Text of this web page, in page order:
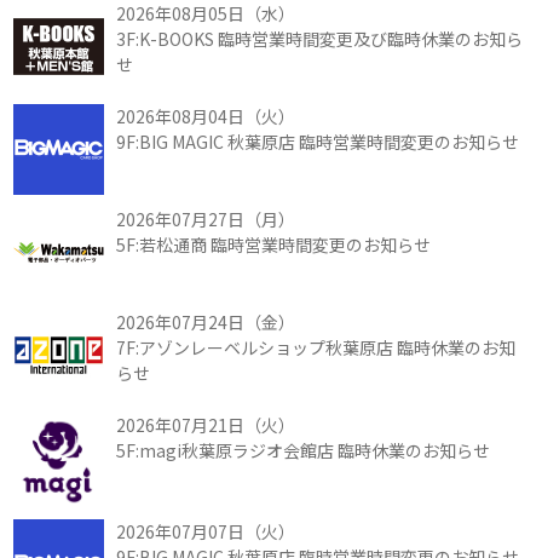
2026年08月05日（水）
3F:K-BOOKS 臨時営業時間変更及び臨時休業のお知ら
せ
2026年08月04日（火）
9F:BIG MAGIC 秋葉原店 臨時営業時間変更のお知らせ
2026年07月27日（月）
5F:若松通商 臨時営業時間変更のお知らせ
2026年07月24日（金）
7F:アゾンレーベルショップ秋葉原店 臨時休業のお知
らせ
2026年07月21日（火）
5F:magi秋葉原ラジオ会館店 臨時休業のお知らせ
2026年07月07日（火）